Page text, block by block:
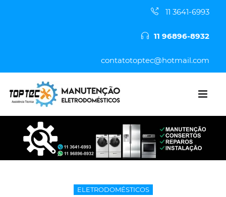
11 3641-6993
11 96896-8932
contatotoptec@hotmail.com
ELETRODOMÉSTICOS